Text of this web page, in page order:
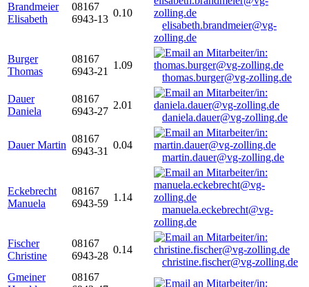
Brandmeier
Elisabeth
08167
6943-13
0.10
elisabeth.brandmeier@vg-
zolling.de
Burger
Thomas
08167
6943-21
1.09
thomas.burger@vg-zolling.de
Dauer
Daniela
08167
6943-27
2.01
daniela.dauer@vg-zolling.de
Dauer Martin
08167
6943-31
0.04
martin.dauer@vg-zolling.de
Eckebrecht
Manuela
08167
6943-59
1.14
manuela.eckebrecht@vg-
zolling.de
Fischer
Christine
08167
6943-28
0.14
christine.fischer@vg-zolling.de
Gmeiner
08167